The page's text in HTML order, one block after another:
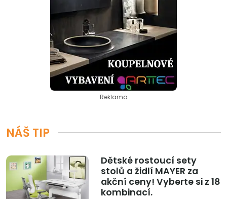
Reklama
NÁŠ TIP
Dětské rostoucí sety
stolů a židlí MAYER za
akční ceny! Vyberte si z 18
kombinací.